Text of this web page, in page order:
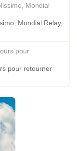
Mondial Relay,
pour retourner